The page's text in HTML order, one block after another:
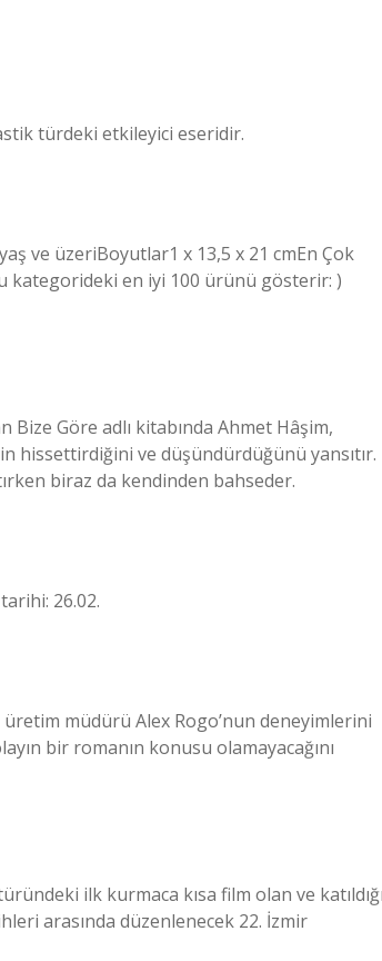
türdeki etkileyici eseridir.
ve üzeriBoyutlar‎1 x 13,5 x 21 cmEn Çok
kategorideki en iyi 100 ürünü gösterir: )
Göre adlı kitabında Ahmet Hâşim,
hissettirdiğini ve düşündürdüğünü yansıtır.
biraz da kendinden bahseder.
26.02.
müdürü Alex Rogo’nun deneyimlerini
bir romanın konusu olamayacağını
ilk kurmaca kısa film olan ve katıldığı
​​arasında düzenlenecek 22. İzmir